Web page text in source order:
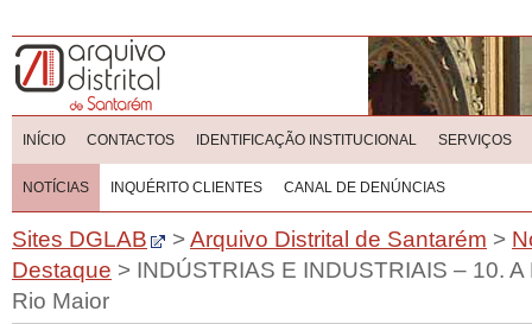
INÍCIO CONTACTOS IDENTIFICAÇÃO INSTITUCIONAL SERVIÇOS
NOTÍCIAS INQUÉRITO CLIENTES CANAL DE DENÚNCIAS
Sites DGLAB >Arquivo Distrital de Santarém >
Destaque > INDÚSTRIAS E INDUSTRIAIS – 10.
Rio Maior